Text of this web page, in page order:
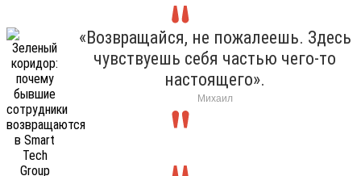
«Возвращайся, не пожалеешь. Здесь
чувствуешь себя частью чего-то
настоящего».
Михаил